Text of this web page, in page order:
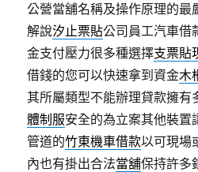
公營當舖名稱及操作原理的最
解說汐止票貼公司員工汽車借
金支付壓力很多種選擇支票貼
借錢的您可以快速拿到資金木
其所屬類型不能辦理貸款擁有
體制服安全的為立案其他裝置
管道的竹東機車借款以可​現場
內也有掛出合法當舖保持許多